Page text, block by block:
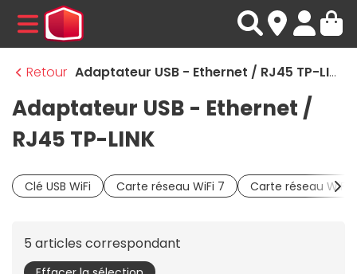
MENU
Retour
Adaptateur USB - Ethernet / RJ45 TP-LINK
Adaptateur USB - Ethernet /
RJ45 TP-LINK
Clé USB WiFi Carte réseau WiFi 7 Carte réseau WiFi
5 articles correspondant